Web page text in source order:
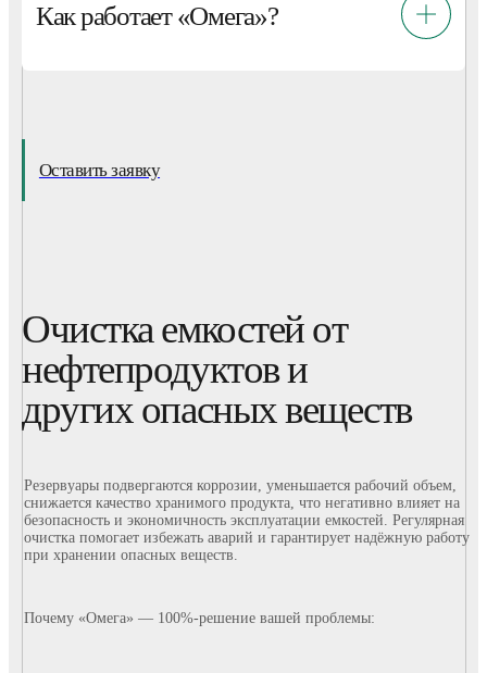
Как работает «Омега»?
Оставить заявку
Очистка емкостей от
нефтепродуктов и
других опасных веществ
Резервуары подвергаются коррозии, уменьшается рабочий объем,
снижается качество хранимого продукта, что негативно влияет на
безопасность и экономичность эксплуатации емкостей. Регулярная
очистка помогает избежать аварий и гарантирует надёжную работу
при хранении опасных веществ.
Почему «Омега» — 100%-решение вашей проблемы: